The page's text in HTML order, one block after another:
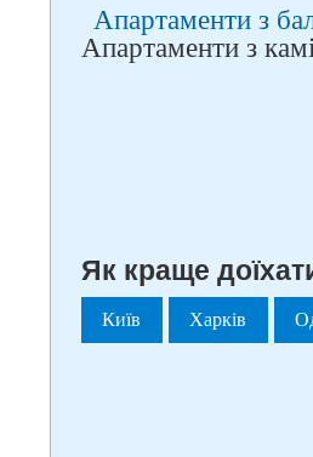
Апартаменти з
Апартаменти з
Як краще
Київ Харків